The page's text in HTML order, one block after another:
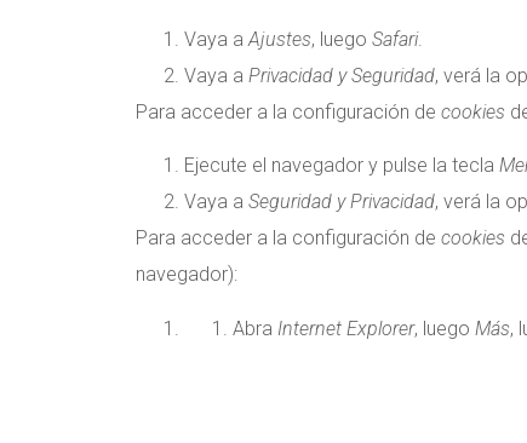
Vaya aAjustes, luego Safari.
Vaya a Privacidad y Seguridad, verá la
Para acceder a la configuración de cookies
Ejecute el navegador y pulse la tecla
Vaya a Seguridad y Privacidad, verá la
Para acceder a la configuración de cookies
navegador):
Abra Internet Explorer, luego Más,